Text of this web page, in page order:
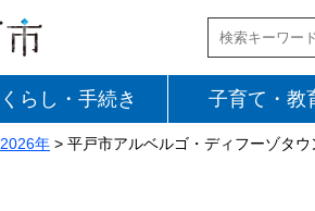
くらし・手続き 子育て・教
2026年 > 平戸市アルベルゴ・ディフーゾタ